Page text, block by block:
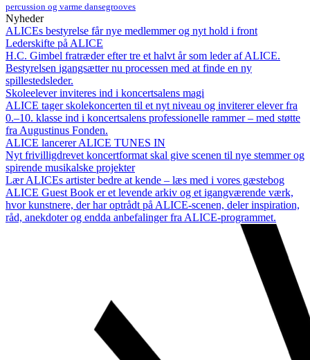
percussion og varme dansegrooves
Nyheder
ALICEs bestyrelse får nye medlemmer og nyt hold i front
Lederskifte på ALICE
H.C. Gimbel fratræder efter tre et halvt år som leder af ALICE.
Bestyrelsen igangsætter nu processen med at finde en ny
spillestedsleder.
Skoleelever inviteres ind i koncertsalens magi
ALICE tager skolekoncerten til et nyt niveau og inviterer elever fra
0.–10. klasse ind i koncertsalens professionelle rammer – med støtte
fra Augustinus Fonden.
ALICE lancerer ALICE TUNES IN
Nyt frivilligdrevet koncertformat skal give scenen til nye stemmer og
spirende musikalske projekter
Lær ALICEs artister bedre at kende – læs med i vores gæstebog
ALICE Guest Book er et levende arkiv og et igangværende værk,
hvor kunstnere, der har optrådt på ALICE-scenen, deler inspiration,
råd, anekdoter og endda anbefalinger fra ALICE-programmet.